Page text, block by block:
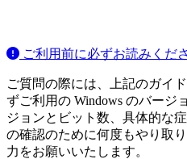
ご利用前に必ずお読みくだ
ご質問の際には、上記のガイ
ずご利用の Windows のバージ
ジョンとビット数、具体的な
の確認のために何度もやり取
力をお願いいたします。